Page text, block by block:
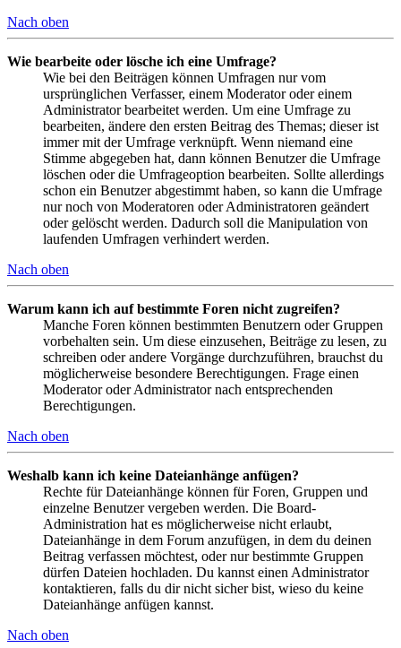
Nach oben
Wie bearbeite oder lösche ich eine Umfrage?
Wie bei den Beiträgen können Umfragen nur vom
ursprünglichen Verfasser, einem Moderator oder einem
Administrator bearbeitet werden. Um eine Umfrage zu
bearbeiten, ändere den ersten Beitrag des Themas; dieser ist
immer mit der Umfrage verknüpft. Wenn niemand eine
Stimme abgegeben hat, dann können Benutzer die Umfrage
löschen oder die Umfrageoption bearbeiten. Sollte allerdings
schon ein Benutzer abgestimmt haben, so kann die Umfrage
nur noch von Moderatoren oder Administratoren geändert
oder gelöscht werden. Dadurch soll die Manipulation von
laufenden Umfragen verhindert werden.
Nach oben
Warum kann ich auf bestimmte Foren nicht zugreifen?
Manche Foren können bestimmten Benutzern oder Gruppen
vorbehalten sein. Um diese einzusehen, Beiträge zu lesen, zu
schreiben oder andere Vorgänge durchzuführen, brauchst du
möglicherweise besondere Berechtigungen. Frage einen
Moderator oder Administrator nach entsprechenden
Berechtigungen.
Nach oben
Weshalb kann ich keine Dateianhänge anfügen?
Rechte für Dateianhänge können für Foren, Gruppen und
einzelne Benutzer vergeben werden. Die Board-
Administration hat es möglicherweise nicht erlaubt,
Dateianhänge in dem Forum anzufügen, in dem du deinen
Beitrag verfassen möchtest, oder nur bestimmte Gruppen
dürfen Dateien hochladen. Du kannst einen Administrator
kontaktieren, falls du dir nicht sicher bist, wieso du keine
Dateianhänge anfügen kannst.
Nach oben